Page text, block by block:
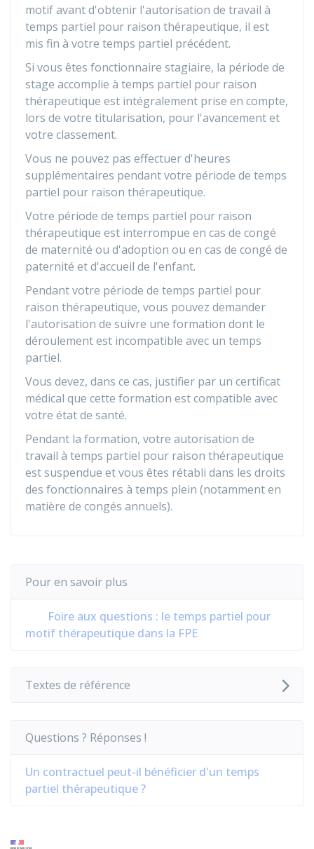
motif avant d'obtenir l'autorisation de travail à
temps partiel pour raison thérapeutique, il est
mis fin à votre temps partiel précédent.
Si vous êtes fonctionnaire stagiaire, la période de
stage accomplie à temps partiel pour raison
thérapeutique est intégralement prise en compte,
lors de votre titularisation, pour l'avancement et
votre classement.
Vous ne pouvez pas effectuer d'heures
supplémentaires pendant votre période de temps
partiel pour raison thérapeutique.
Votre période de temps partiel pour raison
thérapeutique est interrompue en cas de congé
de maternité ou d'adoption ou en cas de congé de
paternité et d'accueil de l'enfant.
Pendant votre période de temps partiel pour
raison thérapeutique, vous pouvez demander
l'autorisation de suivre une formation dont le
déroulement est incompatible avec un temps
partiel.
Vous devez, dans ce cas, justifier par un certificat
médical que cette formation est compatible avec
votre état de santé.
Pendant la formation, votre autorisation de
travail à temps partiel pour raison thérapeutique
est suspendue et vous êtes rétabli dans les droits
des fonctionnaires à temps plein (notamment en
matière de congés annuels).
Pour en savoir plus
Foire aux questions : le temps partiel pour
motif thérapeutique dans la FPE
Textes de référence
Questions ? Réponses !
Un contractuel peut-il bénéficier d'un temps
partiel thérapeutique ?